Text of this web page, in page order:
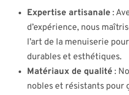
Expertise artisanale:
d’expérience, nous
l’art de la menuiserie
durables et esthétiques.
Matériaux de qualité:
nobles et résistants pour